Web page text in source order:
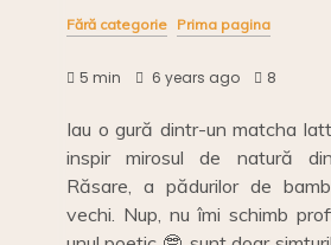
Fără categorie Prima pagina
5 min 6 years ago 8
Iau o gură dintr-un matcha
inspir mirosul de natură
Răsare, a pădurilor de
vechi. Nup, nu îmi schimb